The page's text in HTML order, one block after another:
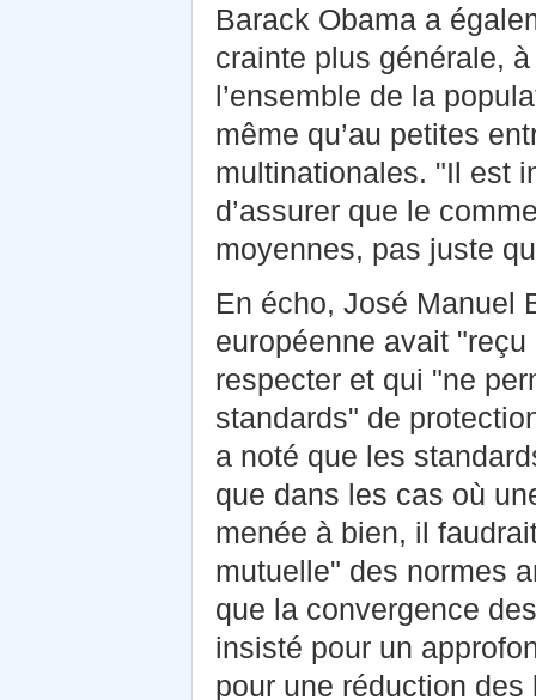
Barack Obama a
crainte plus générale,
l’ensemble de la
même qu’au petites
multinationales. "Il est
d’assurer que le
moyennes, pas juste
En écho, José Manuel
européenne avait
respecter et qui "ne
standards" de
a noté que les
que dans les cas où
menée à bien, il
mutuelle" des normes
que la convergence
insisté pour un
pour une réduction